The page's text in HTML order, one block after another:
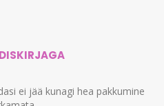
ei jää kunagi hea pakkumine